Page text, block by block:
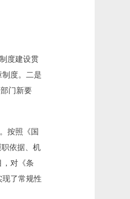
度建设贯
度。二是
门新要
按照《国
依据、机
，对《条
了常规性